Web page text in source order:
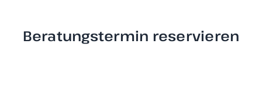
Beratungstermin reservieren